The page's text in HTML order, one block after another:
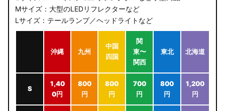
Mサイズ：大型のLEDリフレクターなど
Lサイズ：テールランプ／ヘッドライトなど
沖縄 九州
中国
四国
関
東〜
関西
東北 北海道
S
1,40
0円
800
円
800
円
700
円
800
円
1,200
円